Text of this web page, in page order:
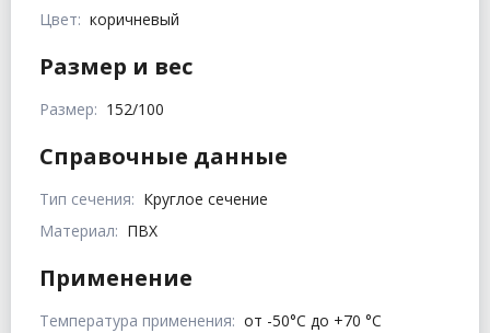
Цвет: коричневый
Размер и вес
Размер: 152/100
Справочные данные
Тип сечения: Круглое сечение
Материал: ПВХ
Применение
Температура применения: от -50°C до +70 °C